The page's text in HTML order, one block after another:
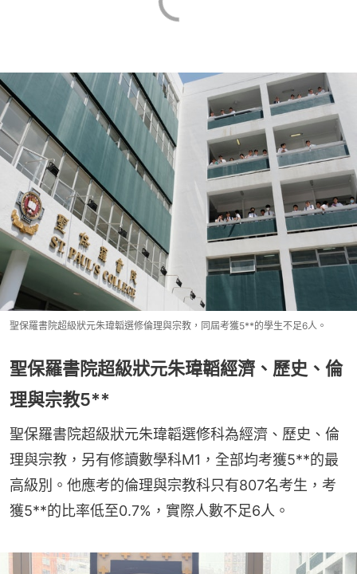
聖保羅書院超級狀元朱瑋韜選修倫理與宗教，同屆考獲5**的學生不足6人。
聖保羅書院超級狀元朱瑋韜經濟、歷史、倫
理與宗教5**
聖保羅書院超級狀元朱瑋韜選修科為經濟、歷史、倫
理與宗教，另有修讀數學科M1，全部均考獲5**的最
高級別。他應考的倫理與宗教科只有807名考生，考
獲5**的比率低至0.7%，實際人數不足6人。